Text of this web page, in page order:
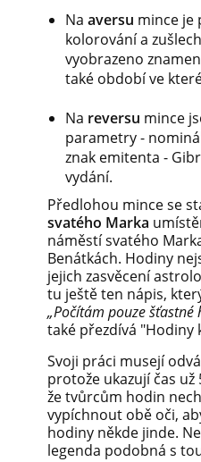
Na aversu mince je
kolorování a
vyobrazeno
také období ve
Na reversu mince
parametry -
znak emitenta -
vydání.
Předlohou mince se
svatého Marka
náměstí svatého
Benátkách. Hodiny
jejich zasvěcení
tu ještě ten nápis,
„Počítám pouze šťastné
také přezdívá
Svoji práci musejí
protože ukazují čas už
že tvůrcům hodin
vypíchnout obě oči,
hodiny někde jinde.
legenda podobná s